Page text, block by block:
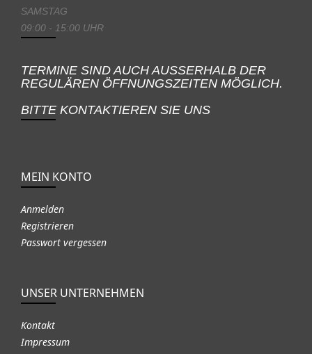
SAMSTAG
09:00 - 15:00 UHR
TERMINE SIND AUCH AUSSERHALB DER
REGULÄREN ÖFFNUNGSZEITEN MÖGLICH.
BITTE KONTAKTIEREN SIE UNS
MEIN KONTO
Anmelden
Registrieren
Passwort vergessen
UNSER UNTERNEHMEN
Kontakt
Impressum